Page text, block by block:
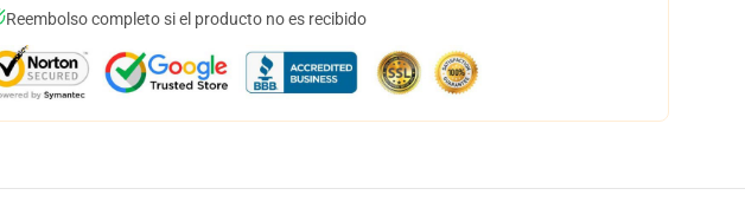
Reembolso completo si el producto no es recibido